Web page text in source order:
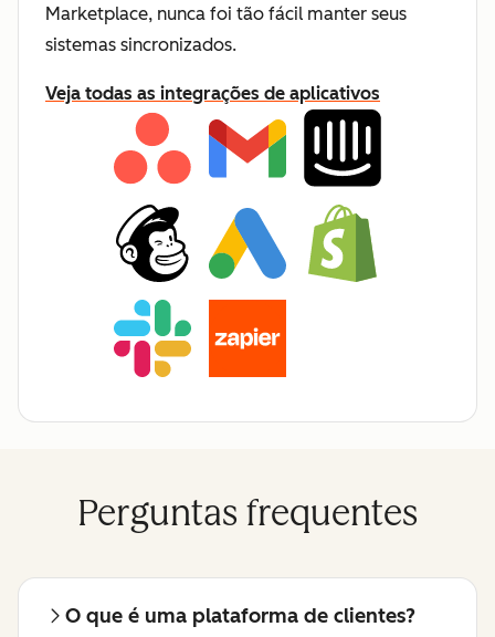
Marketplace, nunca foi tão fácil manter seus
sistemas sincronizados.
Veja todas as integrações de aplicativos
Perguntas frequentes
O que é uma plataforma de clientes?